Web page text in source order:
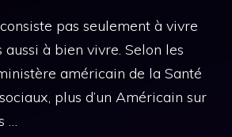
pas seulement à vivre
aussi à bien vivre. Selon les
américain de la Santé
plus d’un Américain sur
…